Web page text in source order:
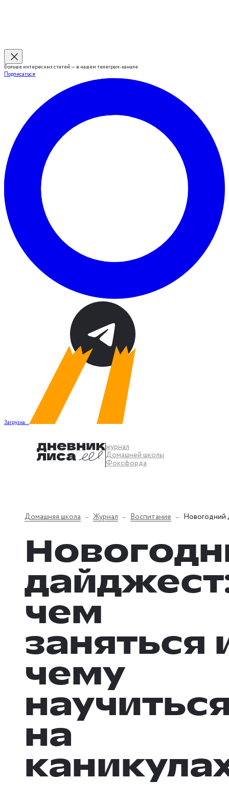
Больше интересных статей — в нашем телеграм-канале
Подписаться
Загрузка...
журнал
Домашней школы
Фоксфорда
Домашняя школа Журнал Воспитание Новогодний
чем
заняться
чему
на